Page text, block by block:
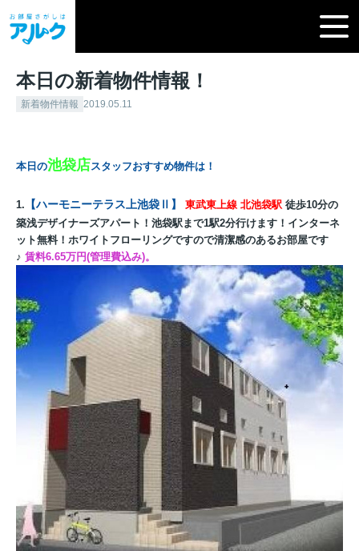
本日の新着物件情報！
新着物件情報 2019.05.11
本日の池袋店スタッフおすすめ物件は！
1. 【ハーモニーテラス上池袋Ⅱ 】 東武東上線 北池袋駅 徒歩10分の
築浅デザイナーズアパート！池袋駅まで1駅2分行けます！インターネ
ット無料！ホワイトフローリングですので清潔感のあるお部屋です
♪ 賃料6.65万円(管理費込み)。